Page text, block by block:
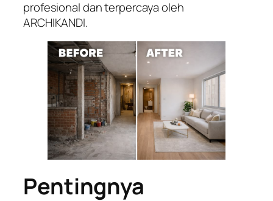
profesional dan terpercaya oleh
ARCHIKANDI.
Pentingnya